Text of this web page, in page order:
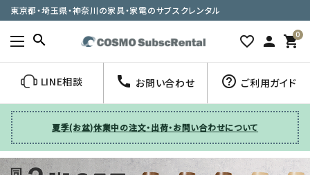
東京都・埼玉県・神奈川の家具・家電のサブスクレンタル
search favorite_border person 0
shopping_cart
LINE相談 call お問い合わせ help_outline ご利用ガイド
夏季(お盆)休業中の注文・出荷・お問い合わせについて